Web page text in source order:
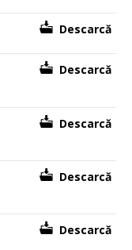
Descarcă
Descarcă
Descarcă
Descarcă
Descarcă